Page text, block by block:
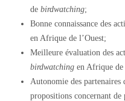
de birdwatching;
Bonne connaissance des
en Afrique de l’Ouest;
Meilleure évaluation des
birdwatching en Afrique de
Autonomie des partenaires
propositions concernant